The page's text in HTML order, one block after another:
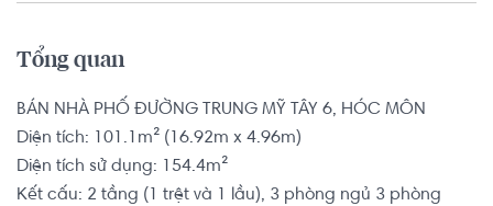
Tổng quan
BÁN NHÀ PHỐ ĐƯỜNG TRUNG MỸ TÂY 6, HÓC MÔN
Diện tích: 101.1m² (16.92m x 4.96m)
Diện tích sử dụng: 154.4m²
Kết cấu: 2 tầng (1 trệt và 1 lầu), 3 phòng ngủ 3 phòng